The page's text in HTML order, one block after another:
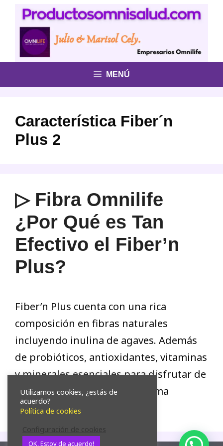
Saltar
contenido
MENÚ
Característica Fiber´n
Plus 2
▷ Fibra Omnilife
¿Por Qué es Tan
Efectivo el Fiber’n
Plus?
Fiber’n Plus cuenta con una rica
composición en fibras naturales
incluyendo inulina de agaves. Además
de probióticos, antioxidantes, vitaminas
y minerales esenciales para disfrutar de
muchos beneficios en el sistema
digestivo.
Utilizamos cookies, ¿estás de
acuerdo?
Política de cookies
Configuración de cookies
OK, Estoy de acuerdo!